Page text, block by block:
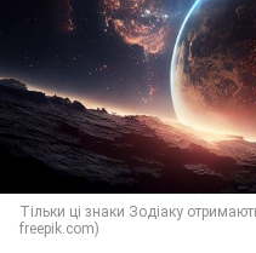
Тільки ці знаки Зодіаку
freepik.com)